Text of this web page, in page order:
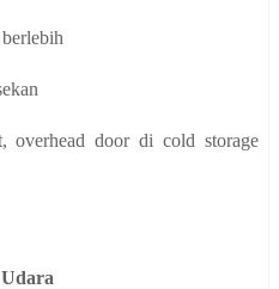
overhead door di cold storage